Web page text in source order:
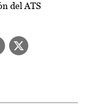
del ATS